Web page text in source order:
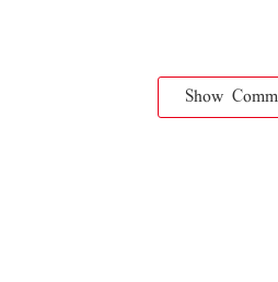
Show